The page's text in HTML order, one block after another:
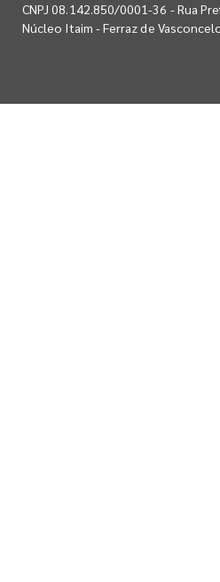
CNPJ 08.142.850/0001-36 - Rua
Núcleo Itaim - Ferraz de